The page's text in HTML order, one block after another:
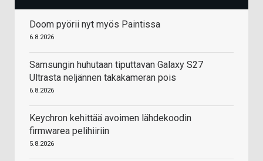
Doom pyörii nyt myös Paintissa
6.8.2026
Samsungin huhutaan tiputtavan Galaxy S27
Ultrasta neljännen takakameran pois
6.8.2026
Keychron kehittää avoimen lähdekoodin
firmwarea pelihiiriin
5.8.2026